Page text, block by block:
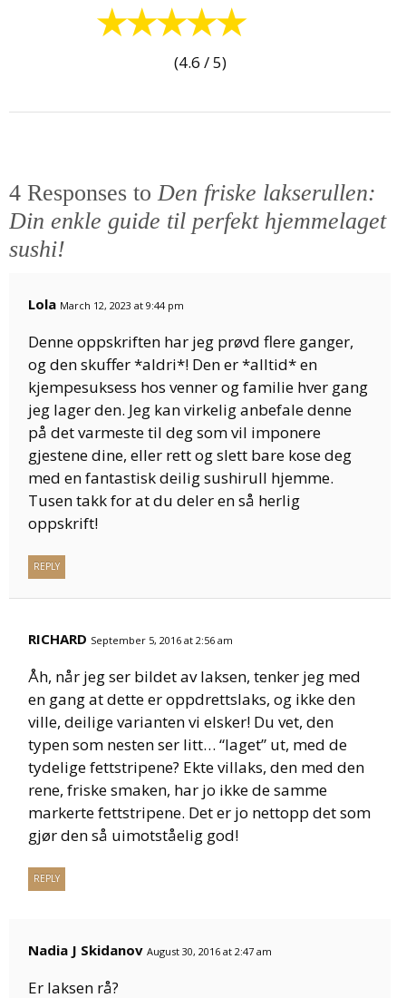
(4.6 / 5)
4 Responses toDen friske lakserullen:
Din enkle guide til perfekt hjemmelaget
sushi!
Lola March 12, 2023 at 9:44 pm
Denne oppskriften har jeg prøvd flere ganger,
og den skuffer *aldri*! Den er *alltid* en
kjempesuksess hos venner og familie hver gang
jeg lager den. Jeg kan virkelig anbefale denne
på det varmeste til deg som vil imponere
gjestene dine, eller rett og slett bare kose deg
med en fantastisk deilig sushirull hjemme.
Tusen takk for at du deler en så herlig
oppskrift!
REPLY
RICHARD September 5, 2016 at 2:56 am
Åh, når jeg ser bildet av laksen, tenker jeg med
en gang at dette er oppdrettslaks, og ikke den
ville, deilige varianten vi elsker! Du vet, den
typen som nesten ser litt… “laget” ut, med de
tydelige fettstripene? Ekte villaks, den med den
rene, friske smaken, har jo ikke de samme
markerte fettstripene. Det er jo nettopp det som
gjør den så uimotståelig god!
REPLY
Nadia J Skidanov August 30, 2016 at 2:47 am
Er laksen rå?